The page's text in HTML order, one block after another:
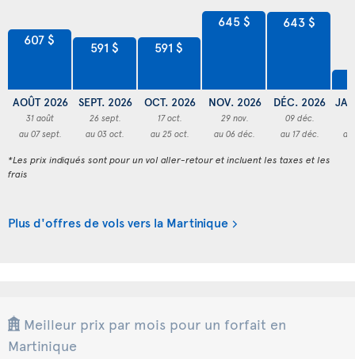
607 $
AOÛT 2026
31 août
au 07 sept.
591 $
SEPT. 2026
26 sept.
au 03 oct.
591 $
OCT. 2026
17 oct.
au 25 oct.
645 $
NOV. 2026
29 nov.
au 06 déc.
643 $
DÉC. 2026
09 déc.
au 17 déc.
au
*Les prix indiqués sont pour un vol aller-retour et incluent les taxes et les
frais
Plus d'offres de vols vers la Martinique
Meilleur prix par mois pour un forfait en
Martinique